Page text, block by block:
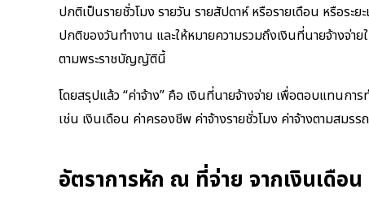
ปกติเป็นรายชั่วโมง รายวัน รายสัปดาห์ หรือรายเดือน หรือระ
ปกติของวันทำงาน และให้หมายความรวมถึงเงินที่นายจ้างจ่
ตามพระราชบัญญัตินี้
โดยสรุปแล้ว “ค่าจ้าง” คือ เงินที่นายจ้างจ่าย เพื่อตอบแทนก
เช่น เงินเดือน ค่าครองชีพ ค่าจ้างรายชั่วโมง ค่าจ้างตามสมร
อัตราการหัก ณ ที่จ่าย จากเงินเดือน